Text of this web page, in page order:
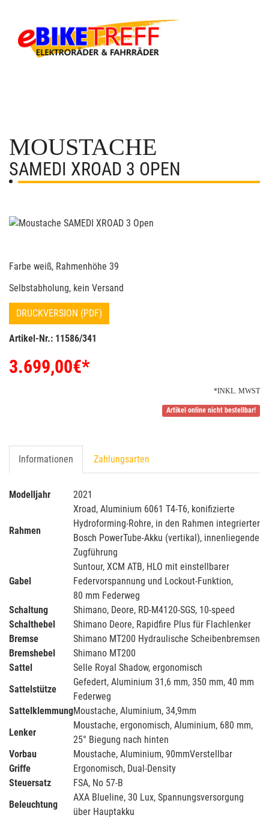
MOUSTACHE
SAMEDI XROAD 3 OPEN
Farbe weiß, Rahmenhöhe 39
Selbstabholung, kein Versand
DRUCKVERSION (PDF)
Artikel-Nr.: 11586/341
3.699,00€*
*INKL. MWST
Artikel online nicht bestellbar!
Informationen Zahlungsarten
Modelljahr 2021
Rahmen
Xroad, Aluminium 6061 T4-T6, konifizierte
Hydroforming-Rohre, in den Rahmen integrierter
Bosch PowerTube-Akku (vertikal), innenliegende
Zugführung
Gabel
Suntour, XCM ATB, HLO mit einstellbarer
Federvorspannung und Lockout-Funktion,
80 mm Federweg
Schaltung
Shimano, Deore, RD-M4120-SGS, 10-speed
Schalthebel
Shimano Deore, Rapidfire Plus für Flachlenker
Bremse
Shimano MT200 Hydraulische Scheibenbremsen
Bremshebel
Shimano MT200
Sattel
Selle Royal Shadow, ergonomisch
Sattelstütze
Gefedert, Aluminium 31,6 mm, 350 mm, 40 mm
Federweg
SattelklemmungMoustache, Aluminium, 34,9mm
Lenker
Moustache, ergonomisch, Aluminium, 680 mm,
25° Biegung nach hinten
Vorbau
Moustache, Aluminium, 90mmVerstellbar
Griffe
Ergonomisch, Dual-Density
Steuersatz
FSA, No 57-B
Beleuchtung
AXA Blueline, 30 Lux, Spannungsversorgung
über Hauptakku